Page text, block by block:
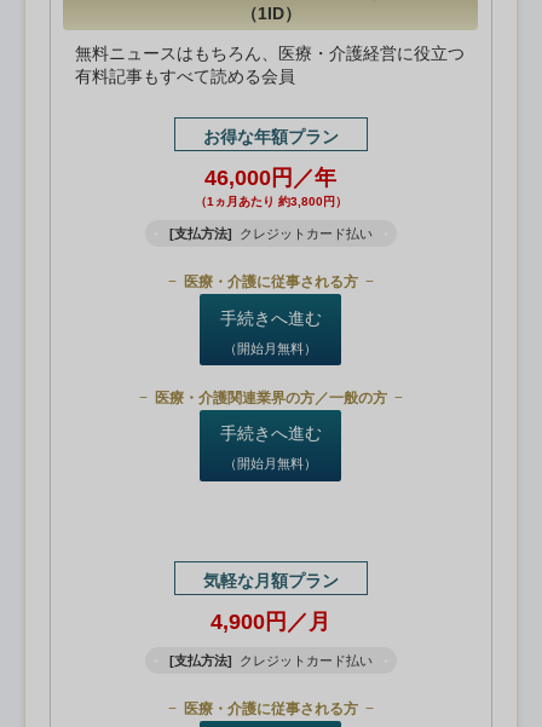
（1ID）
無料ニュースはもちろん、医療・介護経営に役立つ
有料記事もすべて読める会員
お得な年額プラン
46,000円／年
（1ヵ月あたり 約3,800円）
[支払方法] クレジットカード払い
医療・介護に従事される方
手続きへ進む
（開始月無料）
医療・介護関連業界の方／一般の方
手続きへ進む
（開始月無料）
気軽な月額プラン
4,900円／月
[支払方法] クレジットカード払い
医療・介護に従事される方